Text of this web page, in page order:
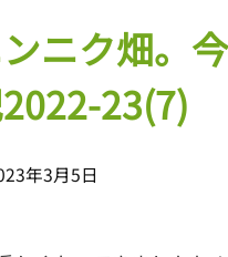
ニク畑。
23(7)
年3月5日